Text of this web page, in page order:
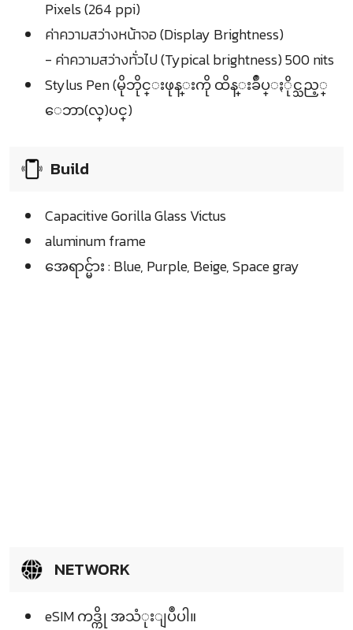
Pixels (264 ppi)
ค่าความสว่างหน้าจอ (Display Brightness)
- ค่าความสว่างทั่วไป (Typical brightness) 500 nits
Stylus Pen (မိုဘိုင္းဖုန္းကို ထိန္းခ်ဳပ္ႏိုင္သည့္
ေဘာ(လ္)ပင္)
Build
Capacitive Gorilla Glass Victus
aluminum frame
အေရာင္မ်ား : Blue, Purple, Beige, Space gray
NETWORK
eSIM ကဒ္ကို အသံုးျပဳပါ။